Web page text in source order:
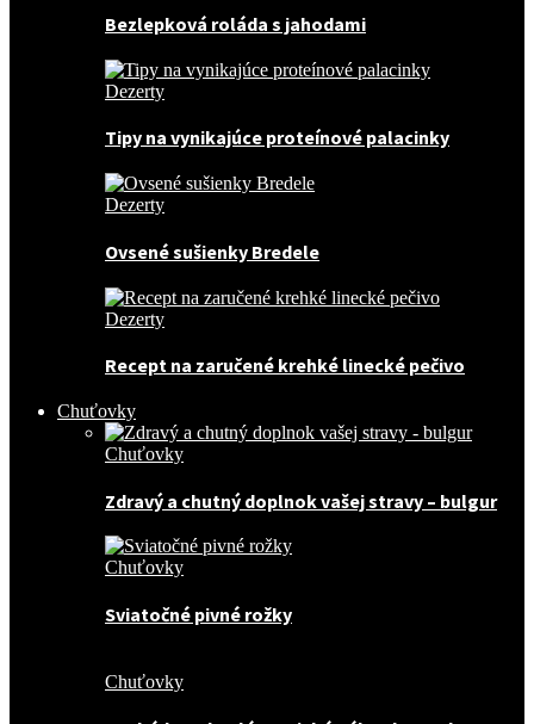
Bezlepková roláda s jahodami
Dezerty
Tipy na vynikajúce proteínové palacinky
Dezerty
Ovsené sušienky Bredele
Dezerty
Recept na zaručené krehké linecké pečivo
Chuťovky
Chuťovky
Zdravý a chutný doplnok vašej stravy – bulgur
Chuťovky
Sviatočné pivné rožky
Chuťovky